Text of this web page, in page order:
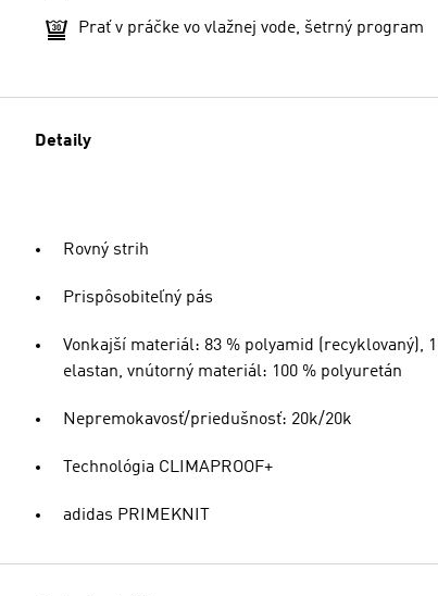
Prať v práčke vo vlažnej vode, šetrný program
Detaily
Rovný strih
Prispôsobiteľný pás
Vonkajší materiál: 83 % polyamid (recyklovaný),
elastan, vnútorný materiál: 100 % polyuretán
Nepremokavosť/priedušnosť: 20k/20k
Technológia CLIMAPROOF+
adidas PRIMEKNIT